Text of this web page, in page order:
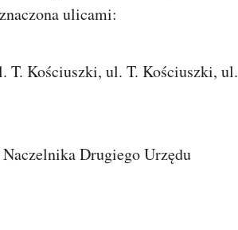
ulicami:
T. Kościuszki, ul. T. Kościuszki, ul.
Drugiego Urzędu